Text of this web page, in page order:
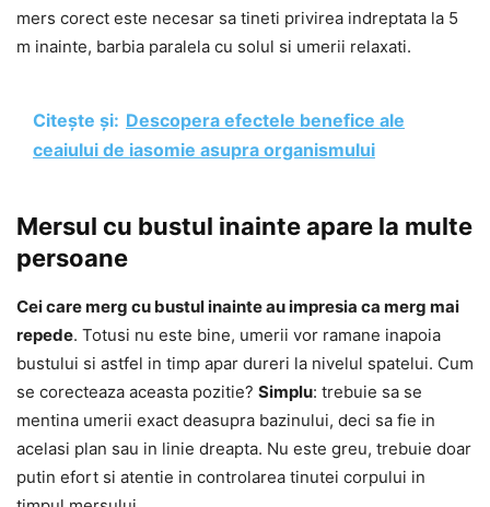
mers corect este necesar sa tineti privirea indreptata la 5
m inainte, barbia paralela cu solul si umerii relaxati.
Citește și: Descopera efectele benefice ale
ceaiului de iasomie asupra organismului
Mersul cu bustul inainte apare la multe
persoane
Cei care merg cu bustul inainte au impresia ca merg mai
repede. Totusi nu este bine, umerii vor ramane inapoia
bustului si astfel in timp apar dureri la nivelul spatelui. Cum
se corecteaza aceasta pozitie? Simplu: trebuie sa se
mentina umerii exact deasupra bazinului, deci sa fie in
acelasi plan sau in linie dreapta. Nu este greu, trebuie doar
putin efort si atentie in controlarea tinutei corpului in